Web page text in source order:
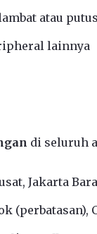
atau
lainnya
di seluruh
Jakarta
(perbatasan),